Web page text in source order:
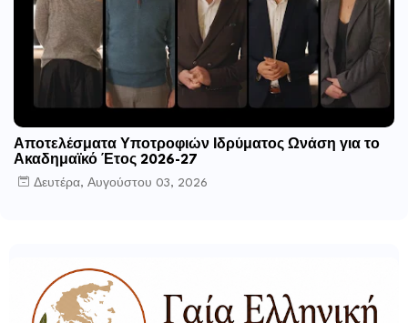
Αποτελέσματα Υποτροφιών Ιδρύματος Ωνάση για το
Ακαδημαϊκό Έτος 2026-27
Δευτέρα, Αυγούστου 03, 2026